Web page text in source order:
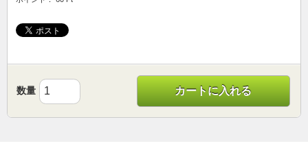
数量 カートに入れる